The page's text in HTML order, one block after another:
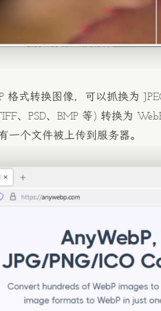
格式转换图像，可以抓换为
、PSD、BMP 等) 转换为
一个文件被上传到服务器。